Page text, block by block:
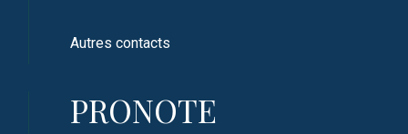
Autres contacts
PRONOTE